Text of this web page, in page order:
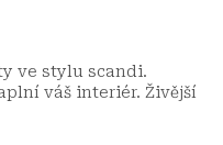
ve stylu scandi.
váš interiér. Živější